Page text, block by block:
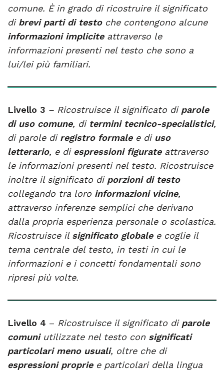
comune. È in grado di ricostruire il significato
dibrevi parti di testoche contengono alcune
informazioni impliciteattraverso le
informazioni presenti nel testo che sono a
lui/lei più familiari.
Livello 3 – Ricostruisce il significato di parole
di uso comune, di termini tecnico-specialistici,
di parole di registro formalee di uso
letterario, e di espressioni figurate attraverso
le informazioni presenti nel testo. Ricostruisce
inoltre il significato di porzioni di testo
collegando tra loro informazioni vicine,
attraverso inferenze semplici che derivano
dalla propria esperienza personale o scolastica.
Ricostruisce il significato globalee coglie il
tema centrale del testo, in testi in cui le
informazioni e i concetti fondamentali sono
ripresi più volte.
Livello 4 – Ricostruisce il significato di parole
comuni utilizzate nel testo con significati
particolari meno usuali, oltre che di
espressioni propriee particolari della lingua